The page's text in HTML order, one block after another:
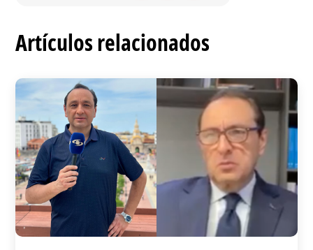
Artículos relacionados